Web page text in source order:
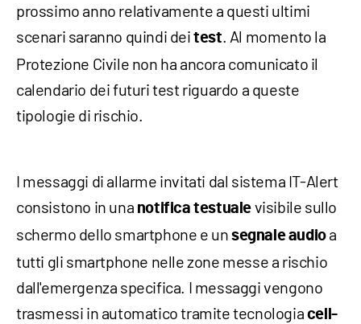
prossimo anno relativamente a questi ultimi
scenari saranno quindi deitest. Al momento la
Protezione Civile non ha ancora comunicato il
calendario dei futuri test riguardo a queste
tipologie di rischio.
I messaggi di allarme invitati dal sistema IT-Alert
consistono in una notifica testuale visibile sullo
schermo dello smartphone e unsegnale audioa
tutti gli smartphone nelle zone messe a rischio
dall'emergenza specifica. I messaggi vengono
trasmessi in automatico tramite tecnologia cell-